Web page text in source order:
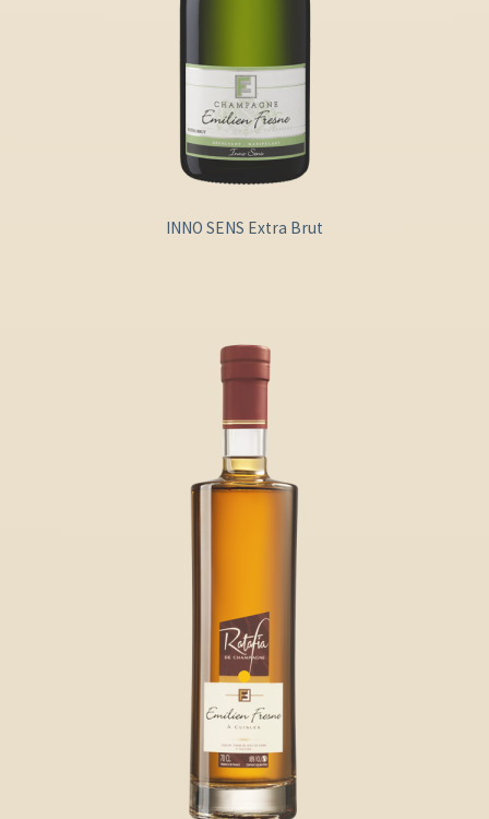
INNO SENS Extra Brut